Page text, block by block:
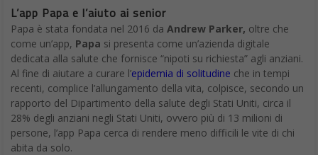
L’app Papa e l’aiuto ai senior
Papa è stata fondata nel 2016 da Andrew Parker, oltre che
come un’app, Papa si presenta come un’azienda digitale
dedicata alla salute che fornisce “nipoti su richiesta” agli anziani.
Al fine di aiutare a curare l’epidemia di solitudine che in tempi
recenti, complice l’allungamento della vita, colpisce, secondo un
rapporto del Dipartimento della salute degli Stati Uniti, circa il
28% degli anziani negli Stati Uniti, ovvero più di 13 milioni di
persone, l’app Papa cerca di rendere meno difficili le vite di chi
abita da solo.